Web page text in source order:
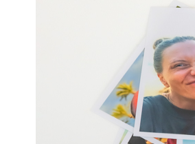
Выберите из списка:
10х15
15х15
15х20
20х20
20х30
30х30
30х40
Фото
в